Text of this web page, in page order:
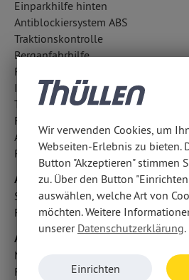
Einparkhilfe hinten
Antiblockiersystem ABS
Traktionskontrolle
Berganfahrhilfe
Regensensor
ISOFIX Kindersitzbefestigung
Tagfahrlicht
Fahrlichtautomatik
Außentemperatur Anzeige
Reifendruckverlust-Warnung
Airbags
Seitenairbag vorn
Fahrer- /Beifahrerairbag
Audio & Kommunikation
Navigationssystem
Radio
Wir verwenden Cookies, um
Webseiten-Erlebnis zu bieten.
Button "Akzeptieren" stimmen
zu. Über den Button
auswählen, welche Art von
möchten. Weitere
unserer Datenschutzerklärung.
Einrichten